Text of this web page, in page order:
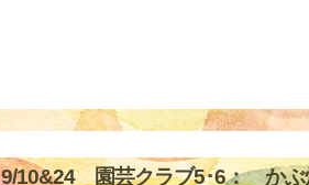
9/10&24 園芸クラブ5･6： かぶ